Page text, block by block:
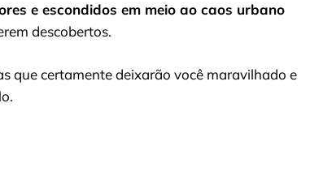
e escondidos em meio ao caos urbano
descobertos.
que certamente deixarão você maravilhado e